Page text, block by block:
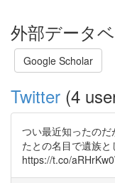
外部データ
Google Scholar
Twitter (4
つい最近知ったの
たとの名目で遺族と
https://t.co/